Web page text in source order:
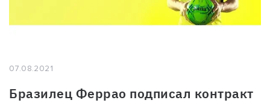
07.08.2021
Бразилец Феррао подписал контракт